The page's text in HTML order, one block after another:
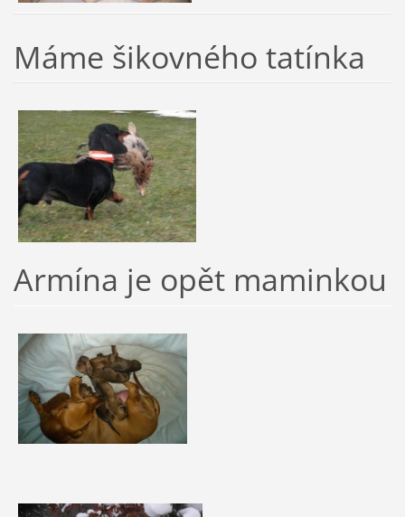
Máme šikovného tatínka
Armína je opět maminkou